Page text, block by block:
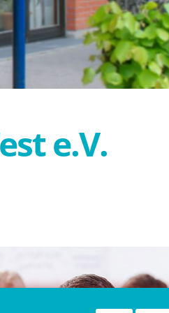
e.V.